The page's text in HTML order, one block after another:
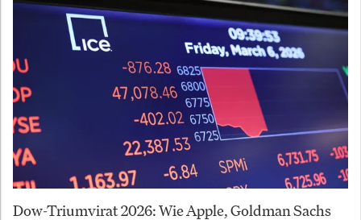
Dow-Triumvirat 2026: Wie Apple, Goldman Sachs